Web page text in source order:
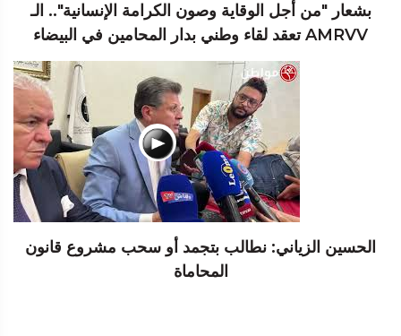
بشعار "من أجل الوقاية وصون الكرامة الإنسانية".. الـ
AMRVV تعقد لقاء وطني بدار المحامين في البيضاء
الحسين الزياني: نطالب بتجمد أو سحب مشروع قانون
المحاماة